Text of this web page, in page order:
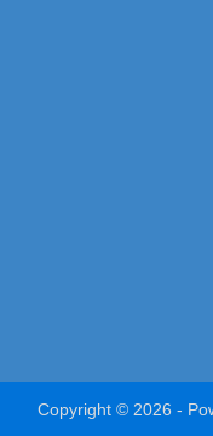
Copyright © 2026 -